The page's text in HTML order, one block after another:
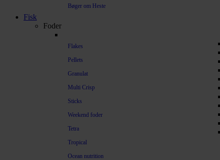
Bøger om Heste
Fisk
Foder
Flakes
Pellets
Granulat
Multi Crisp
Sticks
Weekend foder
Tetra
Tropical
Ocean nutrition